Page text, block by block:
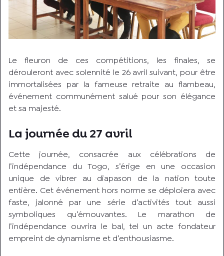
Le fleuron de ces compétitions, les finales, se
dérouleront avec solennité le 26 avril suivant, pour être
immortalisées par la fameuse retraite au flambeau,
événement communément salué pour son élégance
et sa majesté.
La journée du 27 avril
Cette journée, consacrée aux célébrations de
l’indépendance du Togo, s’érige en une occasion
unique de vibrer au diapason de la nation toute
entière. Cet événement hors norme se déploiera avec
faste, jalonné par une série d’activités tout aussi
symboliques qu’émouvantes. Le marathon de
l’indépendance ouvrira le bal, tel un acte fondateur
empreint de dynamisme et d’enthousiasme.